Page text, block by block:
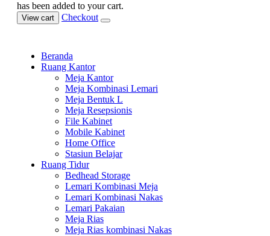
has been added to your cart.
View cart Checkout
Beranda
Ruang Kantor
Meja Kantor
Meja Kombinasi Lemari
Meja Bentuk L
Meja Resepsionis
File Kabinet
Mobile Kabinet
Home Office
Stasiun Belajar
Ruang Tidur
Bedhead Storage
Lemari Kombinasi Meja
Lemari Kombinasi Nakas
Lemari Pakaian
Meja Rias
Meja Rias kombinasi Nakas